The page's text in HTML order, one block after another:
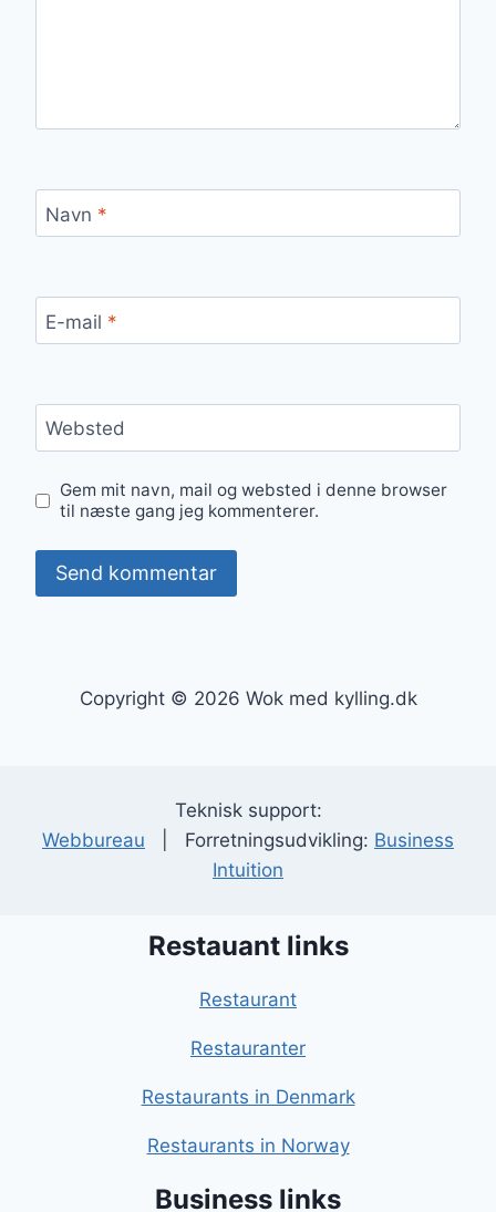
Navn *
E-mail *
Websted
Gem mit navn, mail og websted i denne browser
til næste gang jeg kommenterer.
Copyright © 2026 Wok med kylling.dk
Teknisk support:
Webbureau | Forretningsudvikling: Business
Intuition
Restauant links
Restaurant
Restauranter
Restaurants in Denmark
Restaurants in Norway
Business links